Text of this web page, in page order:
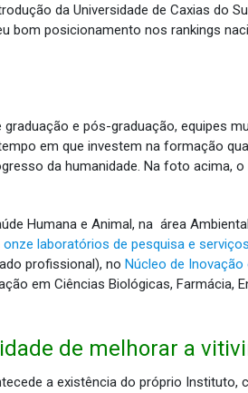
da Universidade de Caxias do
bom posicionamento nos rankings
e pós-graduação, equipes
em que investem na formação
da humanidade. Na foto acima,
Humana e Animal, na área
onze laboratórios de pesquisa e serviços
profissional), no Núcleo de
em Ciências Biológicas, Farmácia,
de melhorar a
a existência do próprio